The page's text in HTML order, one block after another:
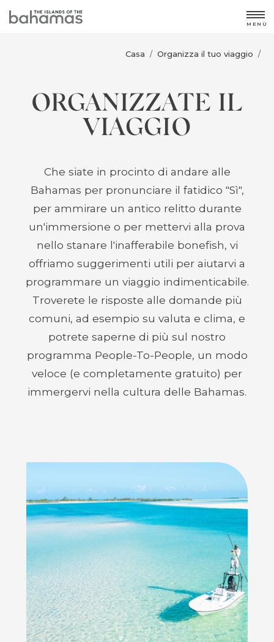
MENÙ
Casa / Organizza il tuo viaggio /
ORGANIZZATE IL
VIAGGIO
Che siate in procinto di andare alle
Bahamas per pronunciare il fatidico "Sì",
per ammirare un antico relitto durante
un'immersione o per mettervi alla prova
nello stanare l'inafferabile bonefish, vi
offriamo suggerimenti utili per aiutarvi a
programmare un viaggio indimenticabile.
Troverete le risposte alle domande più
comuni, ad esempio su valuta e clima, e
potrete saperne di più sul nostro
programma People-To-People, un modo
veloce (e completamente gratuito) per
immergervi nella cultura delle Bahamas.